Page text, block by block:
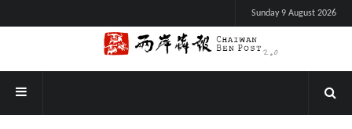
Sunday 9 August 2026